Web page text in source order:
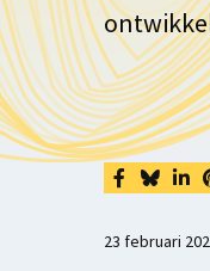
23 februari